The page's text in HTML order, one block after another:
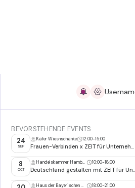
BEVORSTEHENDE EVENTS
24
SEP
Käfer Wiesnschänke 12:00-15:00
Frauen-Verbinden x ZEIT für Unternehmer Wiesn 2026
8
OCT
Handelskammer Hamburg 10:00-18:00
Deutschland
Haus der Bayerischen Wirtschaft, München 18:00-21:00